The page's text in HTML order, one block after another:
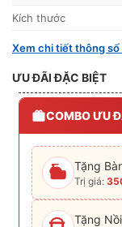
Kích thước
Xem chi tiết thông số
ƯU ĐÃI ĐẶC BIỆT
COMBO ƯU
Tặng
Trị giá:
Tặng